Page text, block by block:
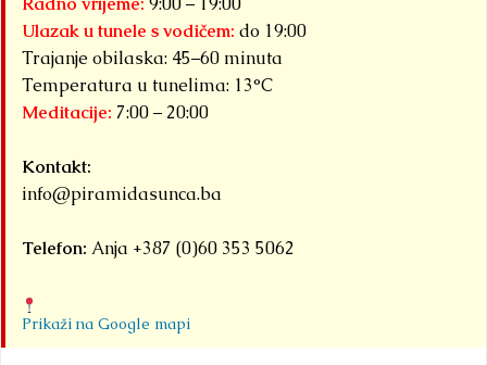
Ulazak u tunele s vodičem: do 19:00
Trajanje obilaska: 45–60 minuta
Temperatura u tunelima: 13°C
Meditacije: 7:00 – 20:00
Kontakt:
info@piramidasunca.ba
Telefon: Anja +387 (0)60 353 5062
Prikaži na Google mapi